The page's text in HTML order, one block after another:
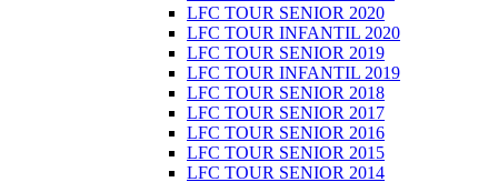
LFC TOUR SENIOR 2020
LFC TOUR INFANTIL 2020
LFC TOUR SENIOR 2019
LFC TOUR INFANTIL 2019
LFC TOUR SENIOR 2018
LFC TOUR SENIOR 2017
LFC TOUR SENIOR 2016
LFC TOUR SENIOR 2015
LFC TOUR SENIOR 2014